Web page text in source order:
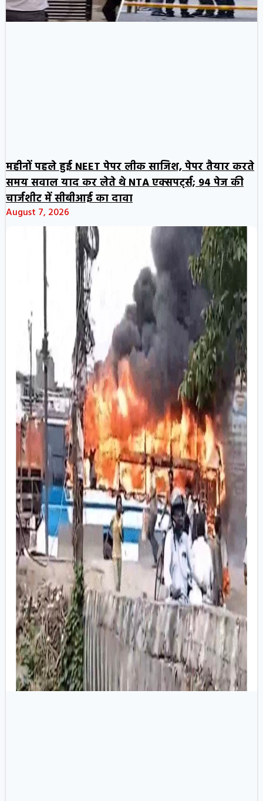
महीनों पहले हुई NEET पेपर लीक साजिश, पेपर तैयार करते
समय सवाल याद कर लेते थे NTA एक्सपर्ट्स; 94 पेज की
चार्जशीट में सीबीआई का दावा
August 7, 2026